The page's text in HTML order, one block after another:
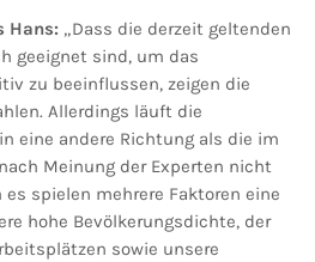
Hans: „Dass die derzeit geltenden
geeignet sind, um das
zu beeinflussen, zeigen die
Allerdings läuft die
eine andere Richtung als die im
Meinung der Experten nicht
spielen mehrere Faktoren eine
hohe Bevölkerungsdichte, der
sowie unsere